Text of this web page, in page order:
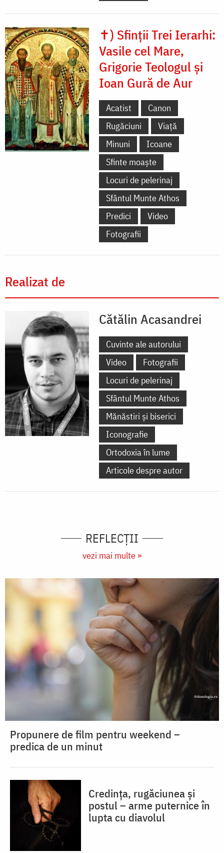
✝) Sfinții Trei Ierarhi:
Vasile cel Mare,
Grigorie Teologul și
Ioan Gură de Aur
Acatist
Canon
Rugăciuni
Viață
Minuni
Icoane
Sfinte moaște
Locuri de pelerinaj
Sfântul Munte Athos
Predici
Video
Fotografii
Realizat de
Cătălin Acasandrei
Cuvinte ale autorului
Video
Fotografii
Locuri de pelerinaj
Sfântul Munte Athos
Mănăstiri și biserici
Iconografie
Ortodoxia în lume
Articole despre autor
REFLECȚII
vezi mai multe »
Propunere de film pentru weekend –
predica de un minut
Credința, rugăciunea și
postul – arme puternice în
lupta cu diavolul